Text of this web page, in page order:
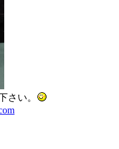
さい。